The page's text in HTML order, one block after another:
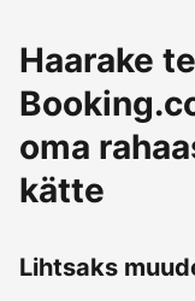
Haarake
oma
kätte
Lihtsaks